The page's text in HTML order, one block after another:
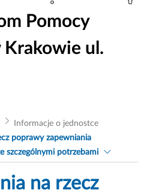
Pomocy
Krakowie ul.
Informacje o jednostce
poprawy zapewniania
szczególnymi potrzebami
na rzecz